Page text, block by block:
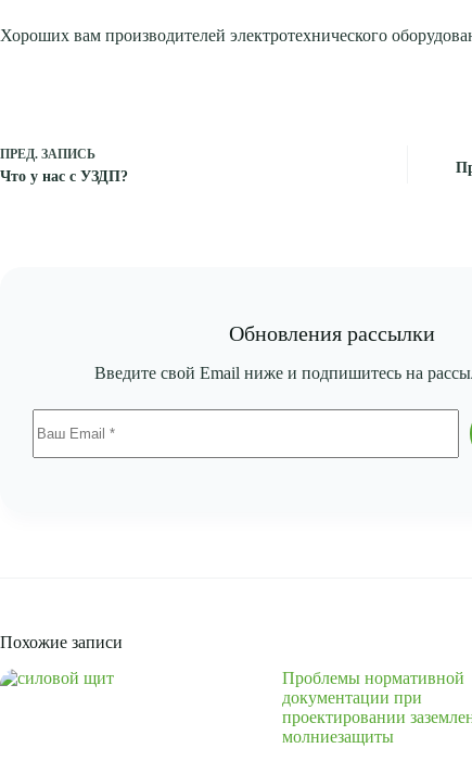
Хороших вам производителей электротехнического
ПРЕД. ЗАПИСЬ
Что у нас с УЗДП?
Обновления рассылки
Введите свой Email ниже и подпишитесь на
Похожие записи
Проблемы нормативной
документации при
проектировании
молниезащиты